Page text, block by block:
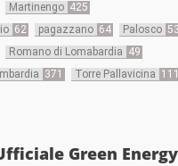
Martinengo 425
62 pagazzano 64 Palosco 53
Romano di Lomabardia 49
371 Torre Pallavicina 111
Green Energy